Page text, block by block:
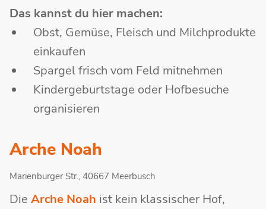
Das kannst du hier machen:
Obst, Gemüse, Fleisch und Milchprodukte
einkaufen
Spargel frisch vom Feld mitnehmen
Kindergeburtstage oder Hofbesuche
organisieren
Arche Noah
Marienburger Str., 40667 Meerbusch
Die Arche Noah ist kein klassischer Hof,